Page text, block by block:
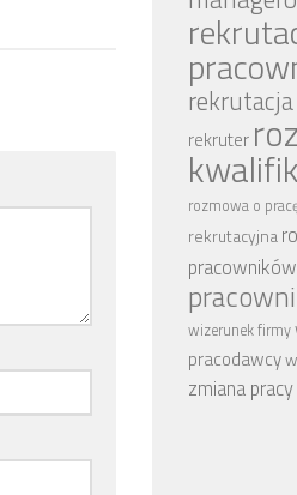
rekruter
rozmowa o
rekrutacyjna
pracowników
wizerunek firmy
pracodawcy
zmiana pracy